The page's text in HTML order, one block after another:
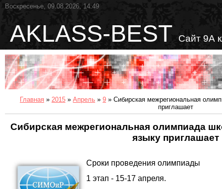
Воскресенье, 09.08.2026, 14:49
AKLASS-BEST Сайт 9А
Главная » 2015 » Апрель » 9 » Сибирская межрегиональная
приглашает
Сибирская межрегиональная олимпиада
языку приглашает
Сроки проведения олимпиады
1 этап - 15-17 апреля.